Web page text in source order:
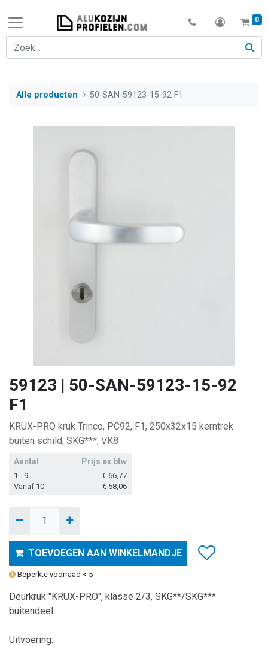
0
Alle producten 50-SAN-59123-15-92 F1
59123 | 50-SAN-59123-15-92
F1
KRUX-PRO kruk Trinco, PC92, F1, 250x32x15 kerntrek
buiten schild, SKG***, VK8
Aantal Prijs ex btw
1 - 9 € 66,77
Vanaf 10
€ 58,06
TOEVOEGEN AAN WINKELMANDJE
Beperkte voorraad < 5
Deurkruk "KRUX-PRO", klasse 2/3, SKG**/SKG***
buitendeel.
Uitvoering: